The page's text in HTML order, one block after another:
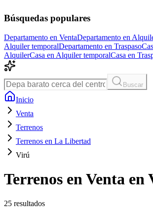
Búsquedas populares
Departamento en VentaDepartamento en
Alquiler temporalDepartamento en Traspaso
AlquilerCasa en Alquiler temporalCasa en
Buscar
Inicio
Venta
Terrenos
Terrenos en La Libertad
Virú
Terrenos en Venta en
25 resultados